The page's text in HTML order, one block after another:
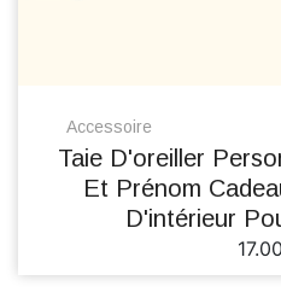
Accessoire
Taie D'oreiller
Et Prénom
D'intérieur